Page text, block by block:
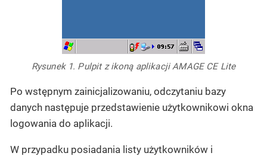
Rysunek 1. Pulpit z ikoną aplikacji AMAGE CE Lite
Po wstępnym zainicjalizowaniu, odczytaniu bazy
danych następuje przedstawienie użytkownikowi okna
logowania do aplikacji.
W przypadku posiadania listy użytkowników i